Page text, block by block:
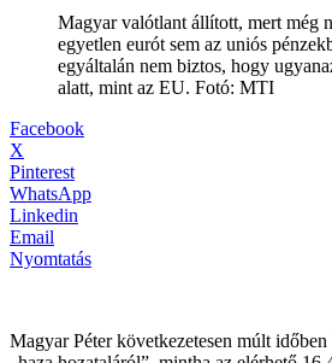
Magyar valótlant állított, mert még
egyetlen eurót sem az uniós
egyáltalán nem biztos, hogy
alatt, mint az EU. Fotó: MTI
Facebook
X
Pinterest
WhatsApp
Linkedin
Email
Nyomtatás
Magyar Péter következetesen múlt